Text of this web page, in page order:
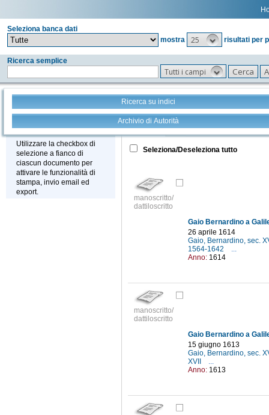
Seleziona banca dati
mostra
25 risultati per
Ricerca semplice
Tutti i campi
Ricerca su indici
Archivio di Autorità
Stampa - Email - Export
Utilizzare la checkbox di
selezione a fianco di
ciascun documento per
attivare le funzionalità di
stampa, invio email ed
export.
Tutto +
Seleziona/Deseleziona tutto
manoscritto/
dattiloscritto
Gaio Bernardino a
26 aprile 1614
Gaio, Bernardino, sec.
1564-1642
...
Anno: 1614
manoscritto/
dattiloscritto
Gaio Bernardino a
15 giugno 1613
Gaio, Bernardino, sec.
XVII
...
Anno: 1613